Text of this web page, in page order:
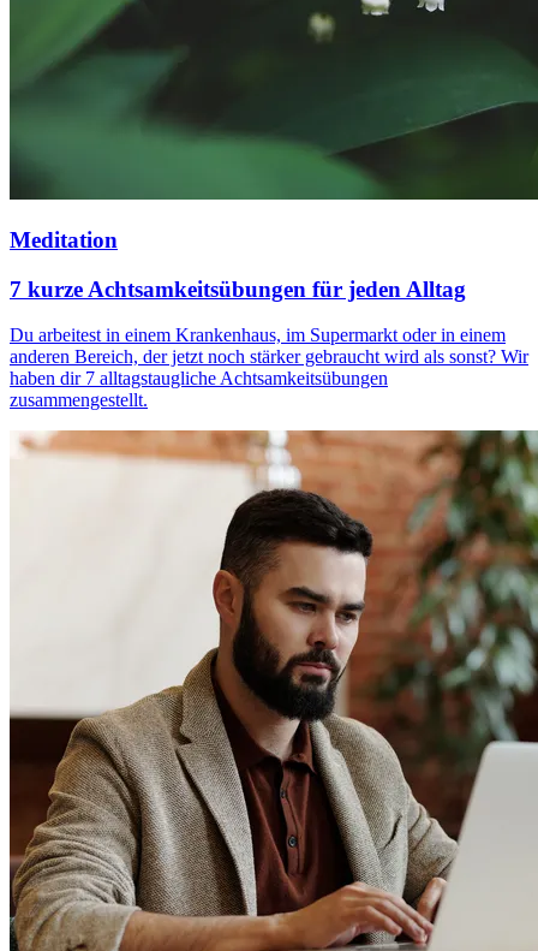
Meditation
7 kurze Achtsamkeitsübungen für jeden Alltag
Du arbeitest in einem Krankenhaus, im Supermarkt oder in einem
anderen Bereich, der jetzt noch stärker gebraucht wird als sonst? Wir
haben dir 7 alltagstaugliche Achtsamkeitsübungen
zusammengestellt.